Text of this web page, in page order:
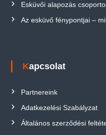
Esküvői alapozás
Az esküvő fénypontjai –
Kapcsolat
Partnereink
Adatkezelési Szabályzat
Általános szerződési